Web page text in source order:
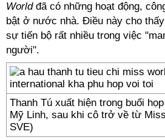
Worldđã có những hoạt động,
bật ở nước nhà. Điều này cho
sự tiến bộ rất nhiều trong việc
người".
Thanh Tú xuất hiện trong buổi
Mỹ Linh, sau khi cô trở về từ
SVE)